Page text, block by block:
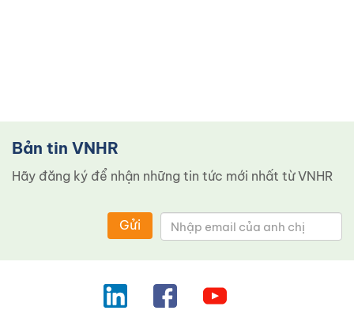
Bản tin VNHR
Hãy đăng ký để nhận những tin tức mới nhất từ ​​VNHR
Gửi